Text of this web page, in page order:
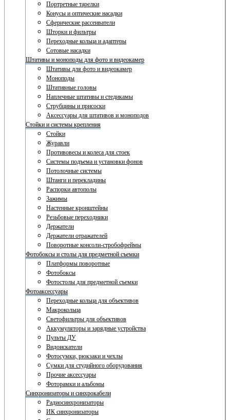
Портретные тарелки
Конусы и оптические насадки
Сферические рассеиватели
Шторки и фильтры
Переходные кольца и адаптеры
Сотовые насадки
Штативы и моноподы для фото и видеокамер
Штативы для фото и видеокамер
Моноподы
Штативные головы
Наплечные штативы и стедикамы
Струбцины и присоски
Аксессуары для штативов и моноподов
Стойки и системы крепления
Стойки
Журавли
Противовесы и колеса для стоек
Системы подъема и установки фонов
Потолочные системы
Штанги и перекладины
Распорки автополы
Зажимы
Настенные кронштейны
Резьбовые переходники
Держатели
Держатели отражателей
Поворотные консоли-стробофреймы
Фотобоксы и столы для предметной съемки
Платформы поворотные
Фотобоксы
Фотостолы для предметной съемки
Фотоаксессуары
Переходные кольца для объективов
Макрокольца
Светофильтры для объективов
Аккумуляторы и зарядные устройства
Пульты ДУ
Видоискатели
Фотосумки, рюкзаки и чехлы
Сумки для студийного оборудования
Прочие аксессуары
Фоторамки и альбомы
Синхронизаторы и синхрокабели
Радиосинхронизаторы
ИК синхронизаторы